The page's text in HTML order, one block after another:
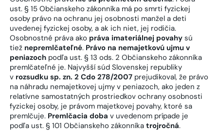
ust. § 15 Občianskeho zákonníka má po smrti fyzickej
osoby právo na ochranu jej osobnosti manžel a deti
uvedenej fyzickej osoby, a ak ich niet, jej rodičia.
Osobnostné práva ako práva imateriálnej povahy sú
tiež nepremlčateľné. Právo na nemajetkovú ujmu v
peniazoch podľa ust. § 13 ods. 2 Občianskeho zákonníka
premlčateľné je. Najvyšší súd Slovenskej republiky
v rozsudku sp. zn. 2 Cdo 278/2007 prejudikoval, že právo
na náhradu nemajetkovej ujmy v peniazoch, ako jeden z
relatívne samostatných prostriedkov ochrany osobnosti
fyzickej osoby, je právom majetkovej povahy, ktoré sa
premlčuje. Premlčacia doba v uvedenom prípade je
podľa ust. § 101 Občianskeho zákonníka trojročná.